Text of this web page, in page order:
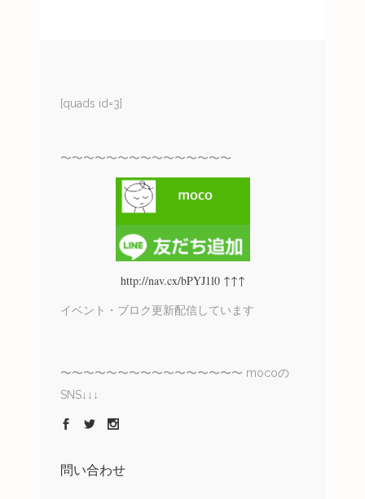
[quads id=3]
〜〜〜〜〜〜〜〜〜〜〜〜〜〜〜
http://nav.cx/bPYJ1l0 ↑↑↑
イベント・ブロク更新配信しています
〜〜〜〜〜〜〜〜〜〜〜〜〜〜〜〜 mocoの
SNS↓↓↓
問い合わせ